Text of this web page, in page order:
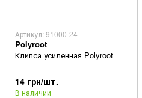
Артикул: 91000-24
Polyroot
Клипса усиленная Polyroot
14 грн/шт.
В наличии